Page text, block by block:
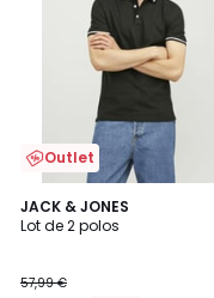
Outlet
JACK & JONES
Lot de 2 polos
57,99 €
5
/
2
Couleurs